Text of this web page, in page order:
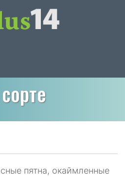
пятна, окаймленные